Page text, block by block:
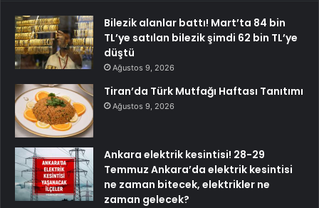
Bilezik alanlar battı! Mart’ta 84 bin
TL’ye satılan bilezik şimdi 62 bin TL’ye
düştü
Ağustos 9, 2026
Tiran’da Türk Mutfağı Haftası Tanıtımı
Ağustos 9, 2026
Ankara elektrik kesintisi! 28-29
Temmuz Ankara’da elektrik kesintisi
ne zaman bitecek, elektrikler ne
zaman gelecek?